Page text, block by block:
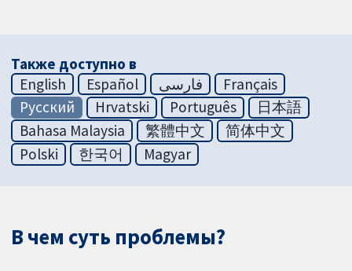
Также доступно в
English
Español فارسی
Français
Русский
Hrvatski Português
日本語
Bahasa Malaysia
繁體中文
简体中文
Polski
한국어 Magyar
В чем суть проблемы?